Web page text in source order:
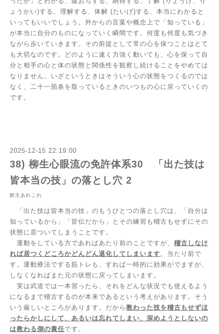
ょうかい)する、理解する、体解 (たいげ)する、本当にわかると
いってもいいでしょう。外からの言葉や概念上で「知っている」
が本当に自分のものになっていく瞬間です。何度も何度も気づき
ながら歩いていきます。その前提として常の心を保つことはとて
も大切なのです。どのように速く力強く動いても、心を保って自
分と相手の心と体の状態と関係性を観察し続けることをやめては
なりません。いざというときはそういう心の状態をつくるのでは
なく、二十一箇条を取っているときのいつもの心に戻っていくの
です。
2025-12-15 22:19:00
38) 柳生心眼流の免許体系30 「出た技は
皆本当の技」の落とし穴 2
館主あれこれ
「出た技は皆本当の技」のもうひとつの落とし穴は、「自分は
知っているから」「皆伝だから」とその練習も稽古もせずにその
状態に居ついてしまうことです。
運動をしている方であればあたり前のことですが、 稽古しなけ
れば居つくどころかどんどん退化してしまいます 。当たり前で
す。運動療法でする筋トレも、すれば一時的に効果がでますが、
しなくなればまた元の状態に戻ってしまいます。
実は武道では一本習ったら、それをどんな状況でも使えるよう
になるまで稽古するのが本来であるという考えがあります。そう
いう厳しいところがあります。だから 教わった技を稽古もせずほ
ったらかしにして、あるいは忘れてしまい、深めようとしないの
は教わる側の責任です。